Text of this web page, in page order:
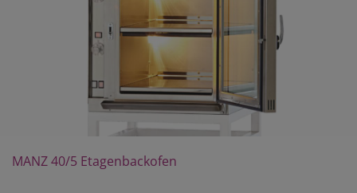
MANZ 40/5 Etagenbackofen